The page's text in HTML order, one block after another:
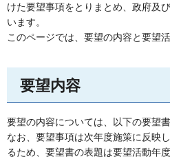
けた要望事項をとりまとめ、政府及
います。
このページでは、要望の内容と要望
要望内容
要望の内容については、以下の要望
なお、要望事項は次年度施策に反映
るため、要望書の表題は要望活動年